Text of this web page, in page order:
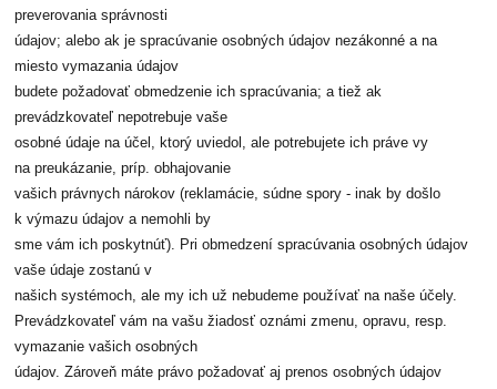
preverovania správnosti
údajov; alebo ak je spracúvanie osobných údajov nezákonné a na
miesto vymazania údajov
budete požadovať obmedzenie ich spracúvania; a tiež ak
prevádzkovateľ nepotrebuje vaše
osobné údaje na účel, ktorý uviedol, ale potrebujete ich práve vy
na preukázanie, príp. obhajovanie
vašich právnych nárokov (reklamácie, súdne spory - inak by došlo
k výmazu údajov a nemohli by
sme vám ich poskytnúť). Pri obmedzení spracúvania osobných údajov
vaše údaje zostanú v
našich systémoch, ale my ich už nebudeme používať na naše účely.
Prevádzkovateľ vám na vašu žiadosť oznámi zmenu, opravu, resp.
vymazanie vašich osobných
údajov. Zároveň máte právo požadovať aj prenos osobných údajov